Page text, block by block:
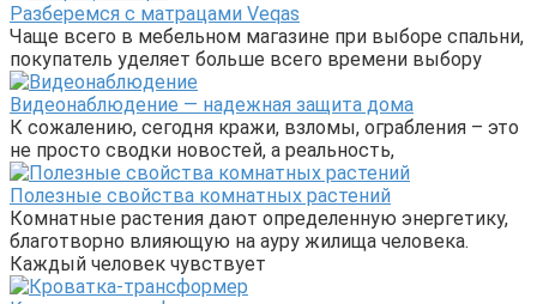
Разберемся с матрацами Veqas
Чаще всего в мебельном магазине при выборе спальни,
покупатель уделяет больше всего времени выбору
Видеонаблюдение — надежная защита дома
К сожалению, сегодня кражи, взломы, ограбления – это
не просто сводки новостей, а реальность,
Полезные свойства комнатных растений
Комнатные растения дают определенную энергетику,
благотворно влияющую на ауру жилища человека.
Каждый человек чувствует